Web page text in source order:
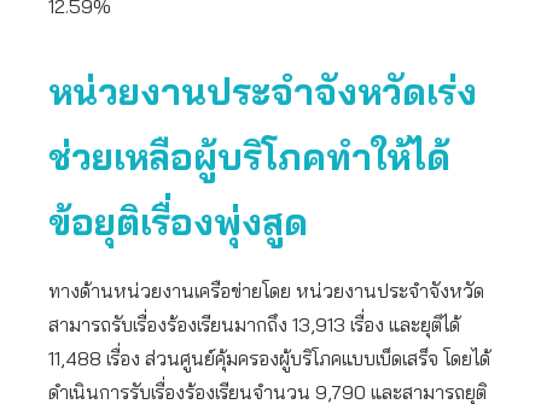
12.59%
หน่วยงานประจำจังหวัดเร่ง
ช่วยเหลือผู้บริโภคทำให้ได้
ข้อยุติเรื่องพุ่งสูด
ทางด้านหน่วยงานเครือข่ายโดย หน่วยงานประจำจังหวัด
สามารถรับเรื่องร้องเรียนมากถึง 13,913 เรื่อง และยุติได้
11,488 เรื่อง ส่วนศูนย์คุ้มครองผู้บริโภคแบบเบ็ดเสร็จ โดยได้
ดำเนินการรับเรื่องร้องเรียนจำนวน 9,790 และสามารถยุติ